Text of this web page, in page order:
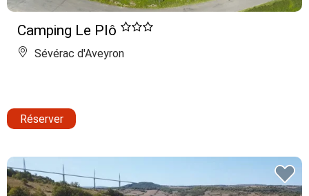
Camping Le Plô
Sévérac d'Aveyron
Réserver